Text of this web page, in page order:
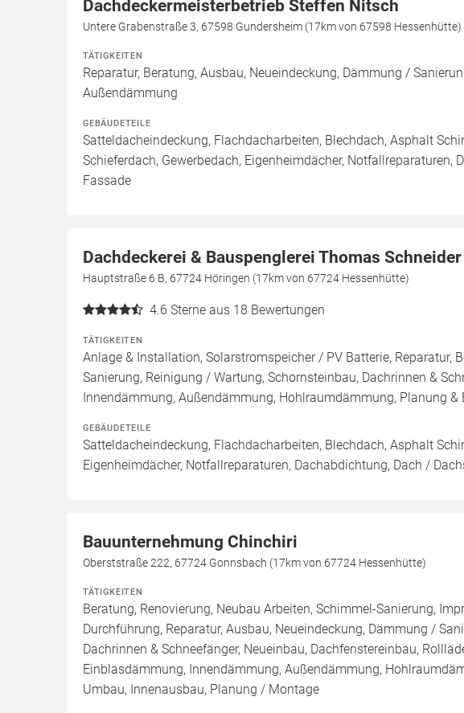
Dachdeckermeisterbetrieb Steffen Nitsch
Untere Grabenstraße 3, 67598 Gundersheim (17km von 67598 Hessenhütte)
TÄTIGKEITEN
Reparatur, Beratung, Ausbau, Neueindeckung, Dämmung /
Außendämmung
GEBÄUDETEILE
Satteldacheindeckung, Flachdacharbeiten, Blechdach, Asphalt
Schieferdach, Gewerbedach, Eigenheimdächer,
Fassade
Dachdeckerei & Bauspenglerei Thomas Schneider
Hauptstraße 6 B, 67724 Höringen (17km von 67724 Hessenhütte)
4.6 Sterne aus 18 Bewertungen
TÄTIGKEITEN
Anlage & Installation, Solarstromspeicher / PV Batterie, Reparatur,
Sanierung, Reinigung / Wartung, Schornsteinbau, Dachrinnen &
Innendämmung, Außendämmung, Hohlraumdämmung, Planung &
GEBÄUDETEILE
Satteldacheindeckung, Flachdacharbeiten, Blechdach, Asphalt
Eigenheimdächer, Notfallreparaturen, Dachabdichtung, Dach /
Bauunternehmung Chinchiri
Oberststraße 222, 67724 Gonnsbach (17km von 67724 Hessenhütte)
TÄTIGKEITEN
Beratung, Renovierung, Neubau Arbeiten, Schimmel-Sanierung,
Durchführung, Reparatur, Ausbau, Neueindeckung, Dämmung /
Dachrinnen & Schneefänger, Neueinbau, Dachfenstereinbau,
Einblasdämmung, Innendämmung, Außendämmung,
Umbau, Innenausbau, Planung / Montage